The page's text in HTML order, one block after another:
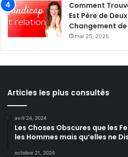
Comment
Est Père de
Changement
mai 25, 2025
Articles les plus consultés
avril 24, 2024
Les Choses Obscures que les
les Hommes mais qu’elles ne
octobre 21, 2024